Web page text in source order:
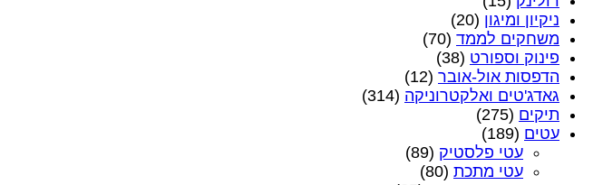
ניקיון ומיגון (20)
משחקים לממד (70)
פינוק וספורט (38)
הדפסות אול-אובר (12)
גאדג'טים ואלקטרוניקה (314)
תיקים (275)
עטים (189)
עטי פלסטיק (89)
עטי מתכת (80)